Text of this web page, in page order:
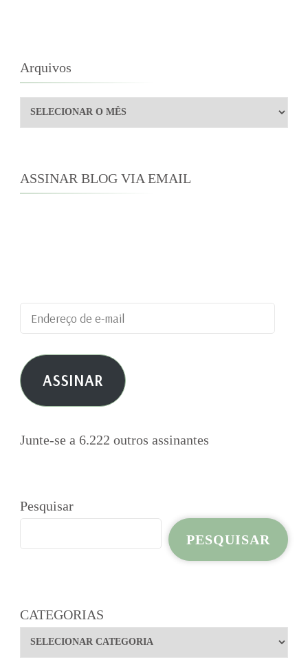
Arquivos
Arquivos
ASSINAR BLOG VIA EMAIL
Endereço
de
e-
mail ASSINAR
Junte-se a 6.222 outros assinantes
Pesquisar
PESQUISAR
CATEGORIAS